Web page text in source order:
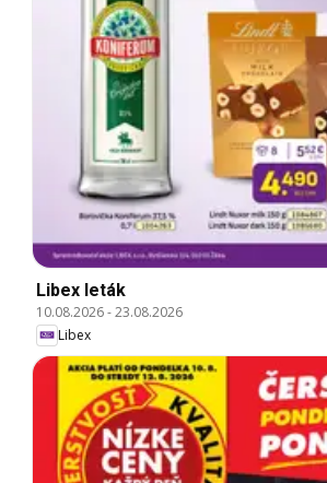
Libex leták
10.08.2026-23.08.2026
Libex